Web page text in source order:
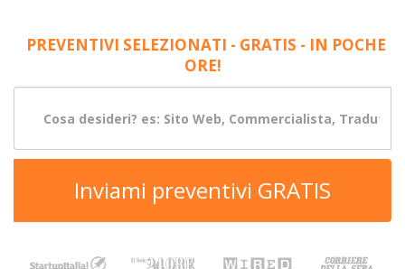
PREVENTIVI SELEZIONATI - GRATIS - IN POCHE
ORE!
Inviami preventivi GRATIS